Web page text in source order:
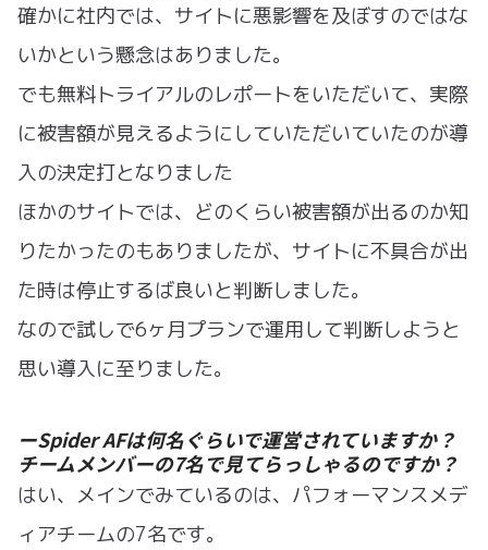
確かに社内では、サイトに悪影響を及ぼすのではな
いかという懸念はありました。
でも無料トライアルのレポートをいただいて、実際
に被害額が見えるようにしていただいていたのが導
入の決定打となりました
ほかのサイトでは、どのくらい被害額が出るのか知
りたかったのもありましたが、サイトに不具合が出
た時は停止するば良いと判断しました。
なので試しで6ヶ月プランで運用して判断しようと
思い導入に至りました。
ーSpider AFは何名ぐらいで運営されていますか？
チームメンバーの7名で見てらっしゃるのですか？
はい、メインでみているのは、パフォーマンスメデ
ィアチームの7名です。